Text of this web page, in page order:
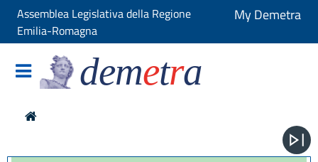
Assemblea Legislativa della Regione
Emilia-Romagna
My Demetra
demetra